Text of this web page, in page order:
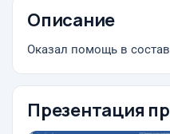
Описание
Оказал помощь в
Презентация